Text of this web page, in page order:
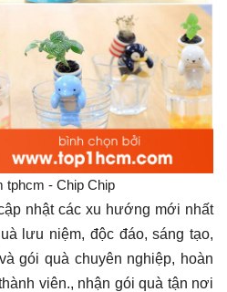
tphcm - Chip Chip
nhật các xu hướng mới nhất
lưu niệm, độc đáo, sáng tạo,
gói quà chuyên nghiệp, hoàn
viên., nhận gói quà tận nơi